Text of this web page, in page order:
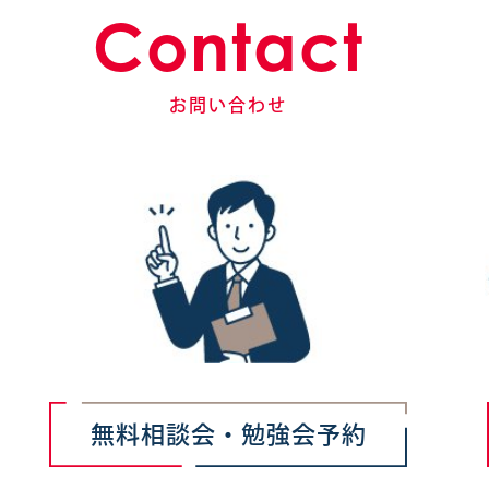
Contact
お問い合わせ
無料相談会・勉強会予約